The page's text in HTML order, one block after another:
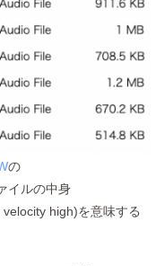
の
イルの中身
high)を意味する